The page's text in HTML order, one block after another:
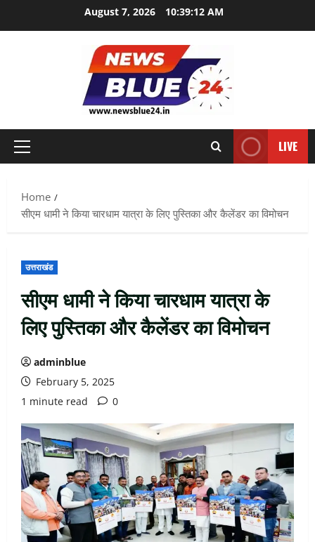
August 7, 2026 10:39:13 AM
Primary
LIVE
Home
सीएम धामी ने किया चारधाम यात्रा के लिए पुस्तिका और कैलेंडर का विमोचन
उत्तराखंड
सीएम धामी ने किया चारधाम यात्रा के
लिए पुस्तिका और कैलेंडर का विमोचन
adminblue
February 5, 2025
1 minute read
0